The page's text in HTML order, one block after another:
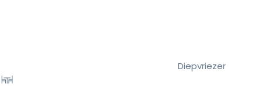
Diepvriezer